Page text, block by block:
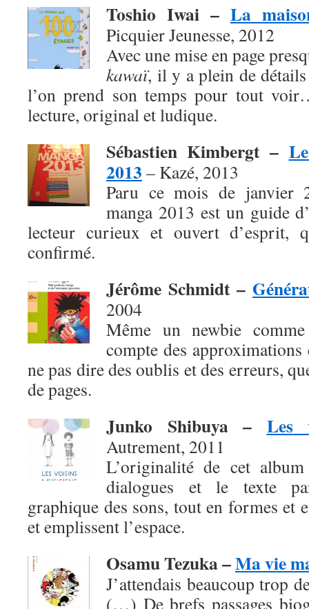
Toshio Iwai – La
Picquier Jeunesse, 2012
Avec une mise en page
kawaï, il y a plein de
l’on prend son temps pour tout
lecture, original et ludique.
Sébastien Kimbergt –
2013 – Kazé, 2013
Paru ce mois de janvier
manga 2013 est un guide
lecteur curieux et ouvert d’esprit,
confirmé.
Jérôme Schmidt –
2004
Même un newbie
compte des
ne pas dire des oublis et des erreurs,
de pages.
Junko Shibuya– Les
Autrement, 2011
L’originalité de cet
dialogues et le texte
graphique des sons, tout en formes et
et emplissent l’espace.
Osamu Tezuka –Ma vie
J’attendais beaucoup trop
(…) De brefs passages